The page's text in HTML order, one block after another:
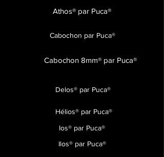
Athos® par Puca®
Cabochon par Puca®
Cabochon 8mm® par Puca®
Delos® par Puca®
Hélios® par Puca®
Ilos® par Puca®
Ios® par Puca®